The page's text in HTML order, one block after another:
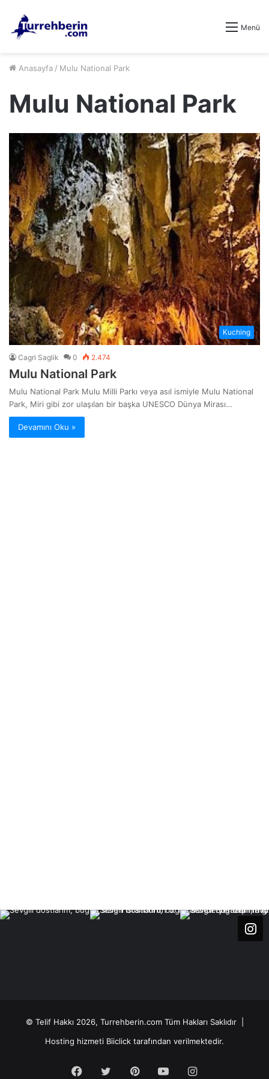
Menü
Anasayfa / Mulu National Park
Mulu National Park
Kuching
Cagri Saglik 0 2.474
Mulu National Park
Mulu National Park Mulu Milli Parkı veya asıl ismiyle Mulu National
Park, Miri gibi zor ulaşılan bir başka UNESCO Dünya Mirası…
Devamını Oku »
© Telif Hakkı 2026, Turrehberin.com Tüm Hakları Saklıdır |
Hosting hizmeti Biiclick tarafından verilmektedir.
Facebook
TwitterPinterestYouTubeInstagram